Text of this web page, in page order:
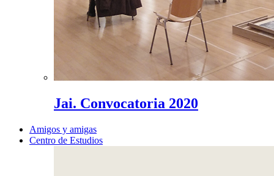
Jai. Convocatoria 2020
Amigos y amigas
Centro de Estudios